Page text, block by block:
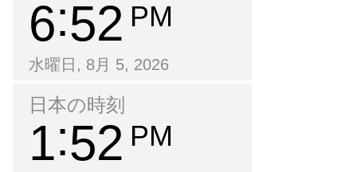
6 52 PM
水曜日, 8月 5, 2026
日本の時刻
1 52 PM